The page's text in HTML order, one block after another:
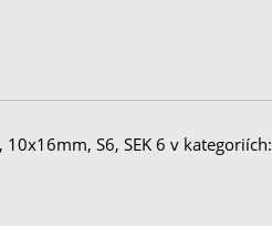
10x16mm, S6, SEK 6 v kategoriích: